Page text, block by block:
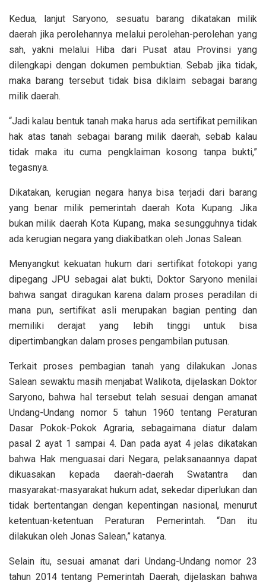
Kedua, lanjut Saryono, sesuatu barang dikatakan milik
daerah jika perolehannya melalui perolehan-perolehan yang
sah, yakni melalui Hiba dari Pusat atau Provinsi yang
dilengkapi dengan dokumen pembuktian. Sebab jika tidak,
maka barang tersebut tidak bisa diklaim sebagai barang
milik daerah.
“Jadi kalau bentuk tanah maka harus ada sertifikat pemilikan
hak atas tanah sebagai barang milik daerah, sebab kalau
tidak maka itu cuma pengklaiman kosong tanpa bukti,”
tegasnya.
Dikatakan, kerugian negara hanya bisa terjadi dari barang
yang benar milik pemerintah daerah Kota Kupang. Jika
bukan milik daerah Kota Kupang, maka sesungguhnya tidak
ada kerugian negara yang diakibatkan oleh Jonas Salean.
Menyangkut kekuatan hukum dari sertifikat fotokopi yang
dipegang JPU sebagai alat bukti, Doktor Saryono menilai
bahwa sangat diragukan karena dalam proses peradilan di
mana pun, sertifikat asli merupakan bagian penting dan
memiliki derajat yang lebih tinggi untuk bisa
dipertimbangkan dalam proses pengambilan putusan.
Terkait proses pembagian tanah yang dilakukan Jonas
Salean sewaktu masih menjabat Walikota, dijelaskan Doktor
Saryono, bahwa hal tersebut telah sesuai dengan amanat
Undang-Undang nomor 5 tahun 1960 tentang Peraturan
Dasar Pokok-Pokok Agraria, sebagaimana diatur dalam
pasal 2 ayat 1 sampai 4. Dan pada ayat 4 jelas dikatakan
bahwa Hak menguasai dari Negara, pelaksanaannya dapat
dikuasakan kepada daerah-daerah Swatantra dan
masyarakat-masyarakat hukum adat, sekedar diperlukan dan
tidak bertentangan dengan kepentingan nasional, menurut
ketentuan-ketentuan Peraturan Pemerintah. “Dan itu
dilakukan oleh Jonas Salean,” katanya.
Selain itu, sesuai amanat dari Undang-Undang nomor 23
tahun 2014 tentang Pemerintah Daerah, dijelaskan bahwa